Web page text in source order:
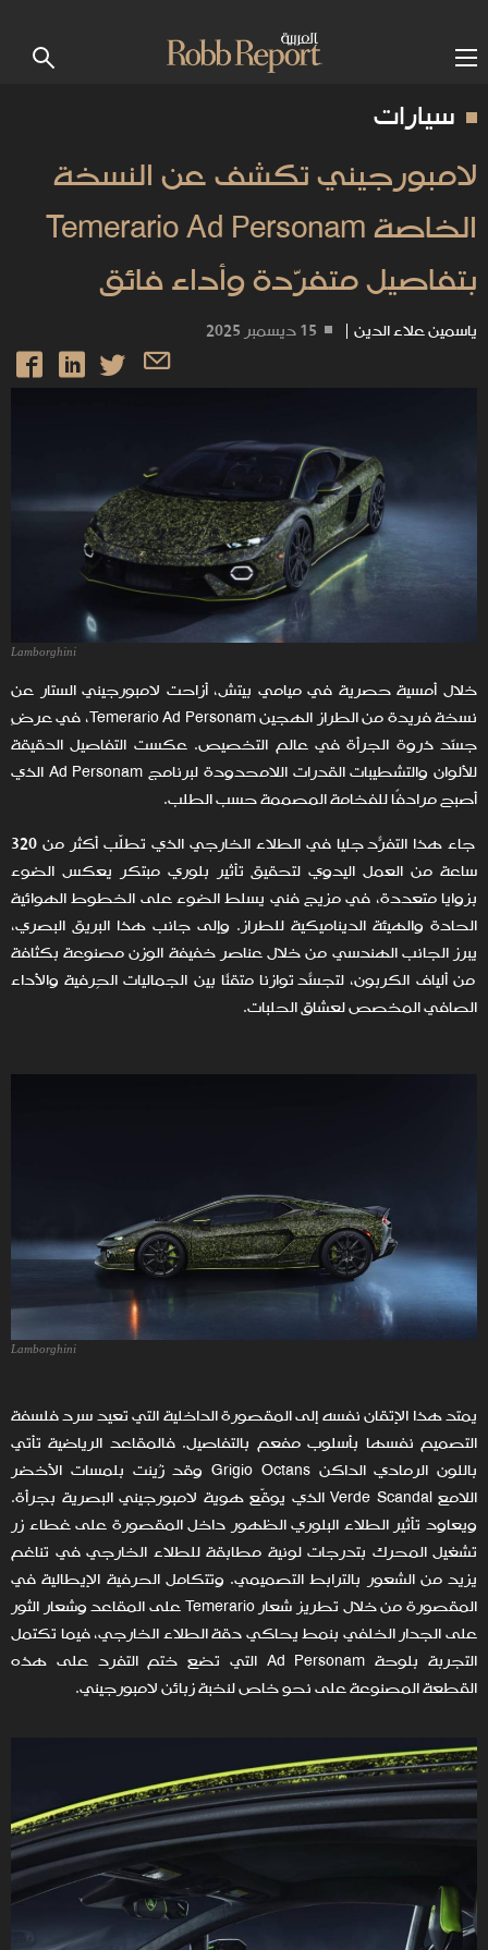
سيارات
لامبورجيني تكشف عن النسخة
الخاصة Temerario Ad Personam
بتفاصيل متفرّدة وأداء فائق
ياسمين علاء الدين | 15 ديسمبر 2025
Lamborghini
خلال أمسية حصرية في ميامي بيتش، أزاحت لامبورجيني الستار عن
نسخة فريدة من الطراز الهجين Temerario Ad Personam، في عرضٍ
جسّد ذروة الجرأة في عالم التخصيص. عكست التفاصيل الدقيقة
للألوان والتشطيبات القدرات اللامحدودة لبرنامج Ad Personam الذي
أصبح مرادفًا للفخامة المصممة حسب الطلب.
جاء هذا التفرّد جليًا في الطلاء الخارجي الذي تطلّب أكثر من 320
ساعة من العمل اليدوي لتحقيق تأثير بلوري مبتكر يعكس الضوء
بزوايا متعددة، في مزيج فني يسلط الضوء على الخطوط الهوائية
الحادة والهيئة الديناميكية للطراز. وإلى جانب هذا البريق البصري،
يبرز الجانب الهندسي من خلال عناصر خفيفة الوزن مصنوعة بكثافة
من ألياف الكربون، لتجسّد توازنًا متقنًا بين الجماليات الحِرفية والأداء
الصافي المخصص لعشاق الحلبات.
Lamborghini
يمتد هذا الإتقان نفسه إلى المقصورة الداخلية التي تعيد سرد فلسفة
التصميم نفسها بأسلوب مفعم بالتفاصيل. فالمقاعد الرياضية تأتي
باللون الرمادي الداكن Grigio Octans وقد زُينت بلمسات الأخضر
اللامع Verde Scandal الذي يوقّع هوية لامبورجيني البصرية بجرأة.
ويعاود تأثير الطلاء البلوري الظهور داخل المقصورة على غطاء زر
تشغيل المحرك بتدرجات لونية مطابقة للطلاء الخارجي في تناغم
يزيد من الشعور بالترابط التصميمي. وتتكامل الحرفية الإيطالية في
المقصورة من خلال تطريز شعار Temerario على المقاعد وشعار الثور
على الجدار الخلفي بنمط يحاكي دقة الطلاء الخارجي، فيما تكتمل
التجربة بلوحة Ad Personam التي تضع ختم التفرد على هذه
القطعة المصنوعة على نحو خاص لنخبة زبائن لامبورجيني.